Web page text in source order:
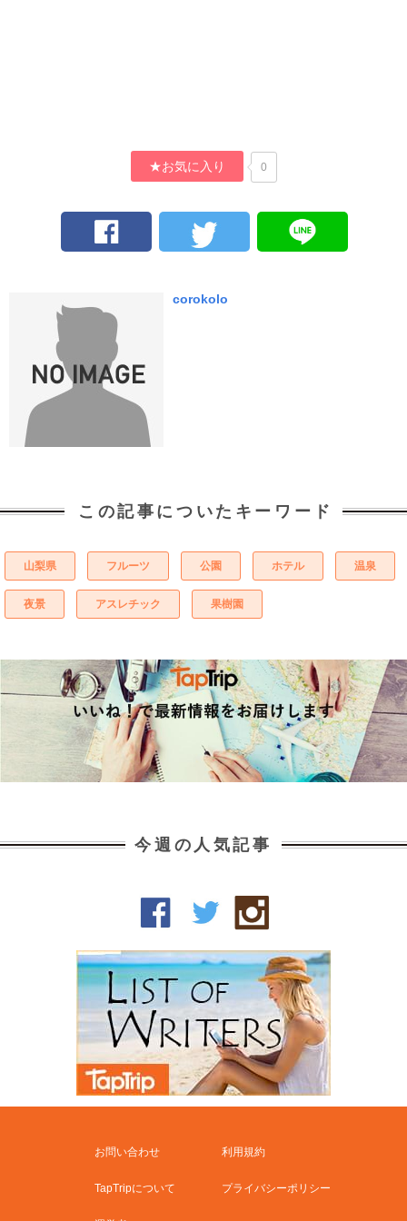
★お気に入り 0
corokolo
この記事についたキーワード
山梨県 フルーツ 公園 ホテル 温泉
夜景 アスレチック 果樹園
今週の人気記事
お問い合わせ 利用規約
TapTripについて プライバシーポリシー